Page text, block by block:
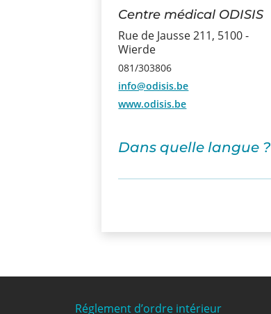
Centre médical ODISIS
Rue de Jausse 211, 5100 -
Wierde
081/303806
info@odisis.be
www.odisis.be
Dans quelle langue ?
Réglement d’ordre intérieur